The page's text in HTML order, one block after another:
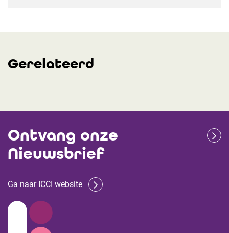
Gerelateerd
Ontvang onze
Nieuwsbrief
Ga naar ICCI website